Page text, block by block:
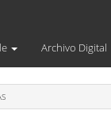
Archivo Digital